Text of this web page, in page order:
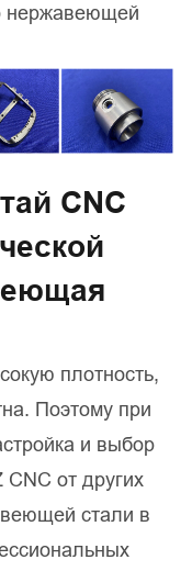
нержавеющей
CNC
плотность,
Поэтому при
и выбор
CNC от других
стали в